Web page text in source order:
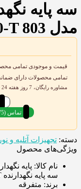
سه پایه
مدل M60-T 803
قیمت و موجودی تمامی
تمامی محصولات دارای
مشاوره رایگان، 7 روز هفته 24 ساعته پاسخگوی شما هستیم
(0921 541 0475) تماس
دسته: تجهیزات آتلیه و
ویژگی‌های محصول
نام کالا: پایه
سه پایه نگهدارنده T شکل, سه پایه نگهدارنده گوشی موبایل
برند: متفرقه